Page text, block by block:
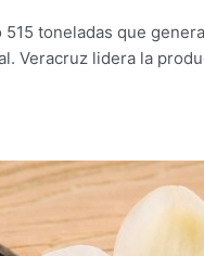
toneladas que
Veracruz lidera la